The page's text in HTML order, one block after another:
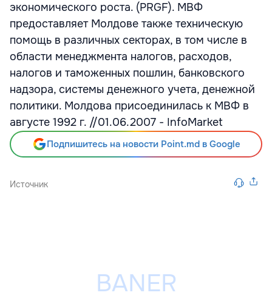
экономического роста. (PRGF). МВФ
предоставляет Молдове также техническую
помощь в различных секторах, в том числе в
области менеджмента налогов, расходов,
налогов и таможенных пошлин, банковского
надзора, системы денежного учета, денежной
политики. Молдова присоединилась к МВФ в
августе 1992 г. //01.06.2007 - InfoMarket
Подпишитесь на новости Point.md в Google
Источник